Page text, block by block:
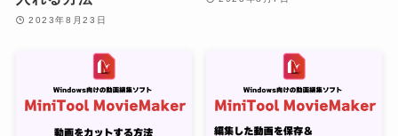
2023年8月23日